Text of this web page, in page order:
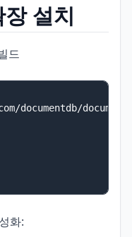
설치
드
documentdb/
화: